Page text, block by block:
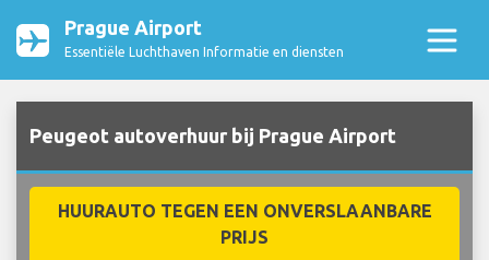
Prague Airport
Essentiële Luchthaven Informatie en diensten
Peugeot autoverhuur bij Prague Airport
HUURAUTO TEGEN EEN ONVERSLAANBARE
PRIJS